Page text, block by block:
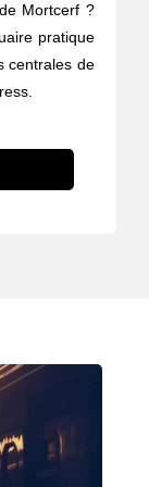
Mortcerf ?
pratique
centrales de